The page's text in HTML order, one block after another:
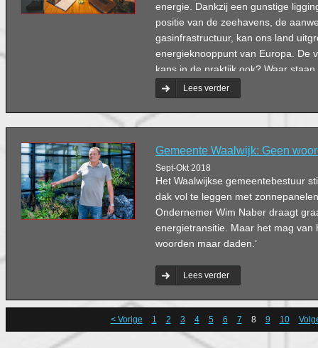
energie. Dankzij een gunstige
positie van de zeehavens, de
gasinfrastructuur, kan ons land
energieknooppunt van Europa. De
kans in de praktijk ook? Waar
jaar? En hoe kunnen Brabantse
de energietransitie doen
de Groot vraagt het de tien
Lees verder
Gemeente Waalwijk: Geen
Sept-Okt 2018
Het Waalwijkse gemeentebestuur
dak vol te leggen met
Ondernemer Wim Naber draagt
energietransitie. Maar het mag van
woorden maar daden.’
Lees verder
< Vorige 1 2 3 4 5 6 7 8 9 10